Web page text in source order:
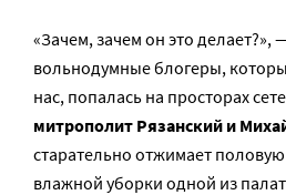
«Зачем, зачем он это делает?»,
вольнодумные блогеры,
нас, попалась на просторах
митрополит Рязанский и
старательно отжимает
влажной уборки одной из